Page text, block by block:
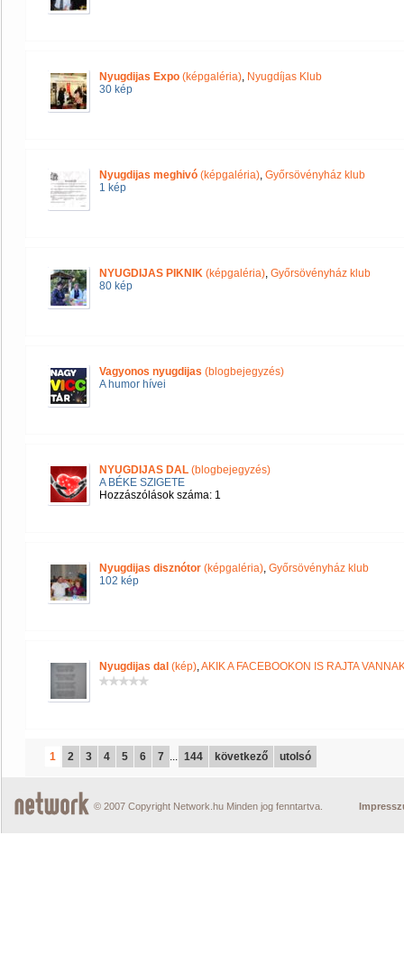
Nyugdijas Expo (képgaléria), Nyugdíjas Klub
30 kép
Nyugdijas meghivó (képgaléria), Győrsövényház klub
1 kép
NYUGDIJAS PIKNIK (képgaléria), Győrsövényház klub
80 kép
Vagyonos nyugdijas (blogbejegyzés)
A humor hívei
NYUGDIJAS DAL (blogbejegyzés)
A BÉKE SZIGETE
Hozzászólások száma: 1
Nyugdijas disznótor (képgaléria), Győrsövényház klub
102 kép
Nyugdijas dal (kép),AKIK A FACEBOOKON IS RAJTA
1 2 3 4 5 6 7 ... 144 következő utolsó
© 2007 Copyright Network.hu Minden jog fenntartva.